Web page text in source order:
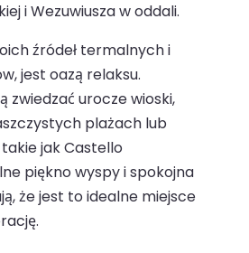
i Wezuwiusza w oddali.
źródeł termalnych i
jest oazą relaksu.
zwiedzać urocze wioski,
plażach lub
jak Castello
piękno wyspy i spokojna
że jest to idealne miejsce